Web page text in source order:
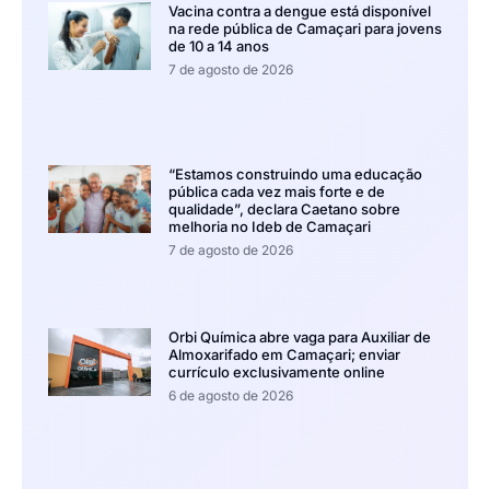
Vacina contra a dengue está disponível
na rede pública de Camaçari para jovens
de 10 a 14 anos
7 de agosto de 2026
“Estamos construindo uma educação
pública cada vez mais forte e de
qualidade”, declara Caetano sobre
melhoria no Ideb de Camaçari
7 de agosto de 2026
Orbi Química abre vaga para Auxiliar de
Almoxarifado em Camaçari; enviar
currículo exclusivamente online
6 de agosto de 2026